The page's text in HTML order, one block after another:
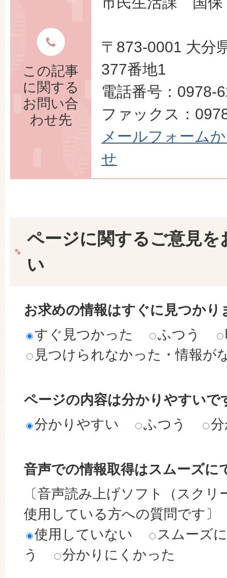
この記事
に関する
お問い合
わせ先
〒873-0001 大分
377番地1
電話番号：0978-
ファックス：
メールフォーム
せ
ページに関するご意見を
い
お求めの情報はすぐに見つかり
すぐ見つかった
ふつう
見つけられなかった・情報が
ページの内容は分かりやすいで
分かりやすい
ふつう
音声での情報取得はスムーズに
〔音声読み上げソフト（スク
使用している方への質問です〕
使用していない
スムーズ
う
分かりにくかった